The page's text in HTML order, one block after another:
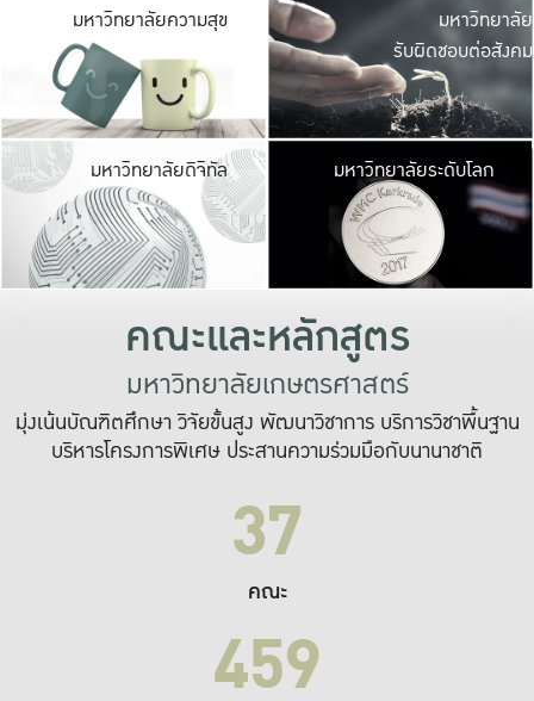
มหาวิทยาลัยความสุข มหาวิ
ค
เปิดประ
และพบเรื่องราวใ
มหาวิทยาลัย
รับผิดชอบต่อสังคม
มหาวิทยาลัยดิจิทัล มหาวิ
เปลี่ยนแปลง แล
เพื่อทำง
ระบบสารสนเทศ
มหาวิทยาลัยระดับโลก
คณะและหลักสูตร
มหาวิทยาลัยเกษตรศาสตร์
มุ่งเน้นบัณฑิตศึกษา วิจัยขั้นสูง พัฒนาวิชาการ บริการวิชาพื้นฐาน
บริหารโครงการพิเศษ ประสานความร่วมมือกับนานาชาติ
37
คณะ
459